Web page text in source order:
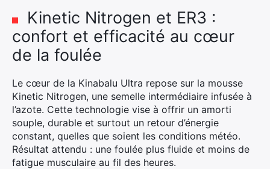
Kinetic Nitrogen et ER3 :
confort et efficacité au cœur
de la foulée
Le cœur de la Kinabalu Ultra repose sur la mousse
Kinetic Nitrogen, une semelle intermédiaire infusée à
l’azote. Cette technologie vise à offrir un amorti
souple, durable et surtout un retour d’énergie
constant, quelles que soient les conditions météo.
Résultat attendu : une foulée plus fluide et moins de
fatigue musculaire au fil des heures.